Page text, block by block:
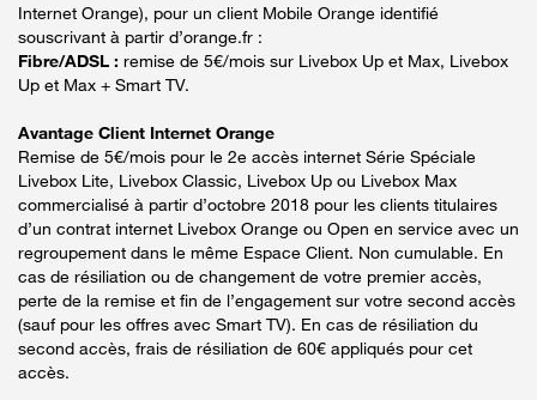
Internet Orange), pour un client Mobile Orange identifié
souscrivant à partir d’orange.fr :
Fibre/ADSL : remise de 5€/mois sur Livebox Up et Max, Livebox
Up et Max + Smart TV.
Avantage Client Internet Orange
Remise de 5€/mois pour le 2e accès internet Série Spéciale
Livebox Lite, Livebox Classic, Livebox Up ou Livebox Max
commercialisé à partir d’octobre 2018 pour les clients titulaires
d’un contrat internet Livebox Orange ou Open en service avec un
regroupement dans le même Espace Client. Non cumulable. En
cas de résiliation ou de changement de votre premier accès,
perte de la remise et fin de l’engagement sur votre second accès
(sauf pour les offres avec Smart TV). En cas de résiliation du
second accès, frais de résiliation de 60€ appliqués pour cet
accès.